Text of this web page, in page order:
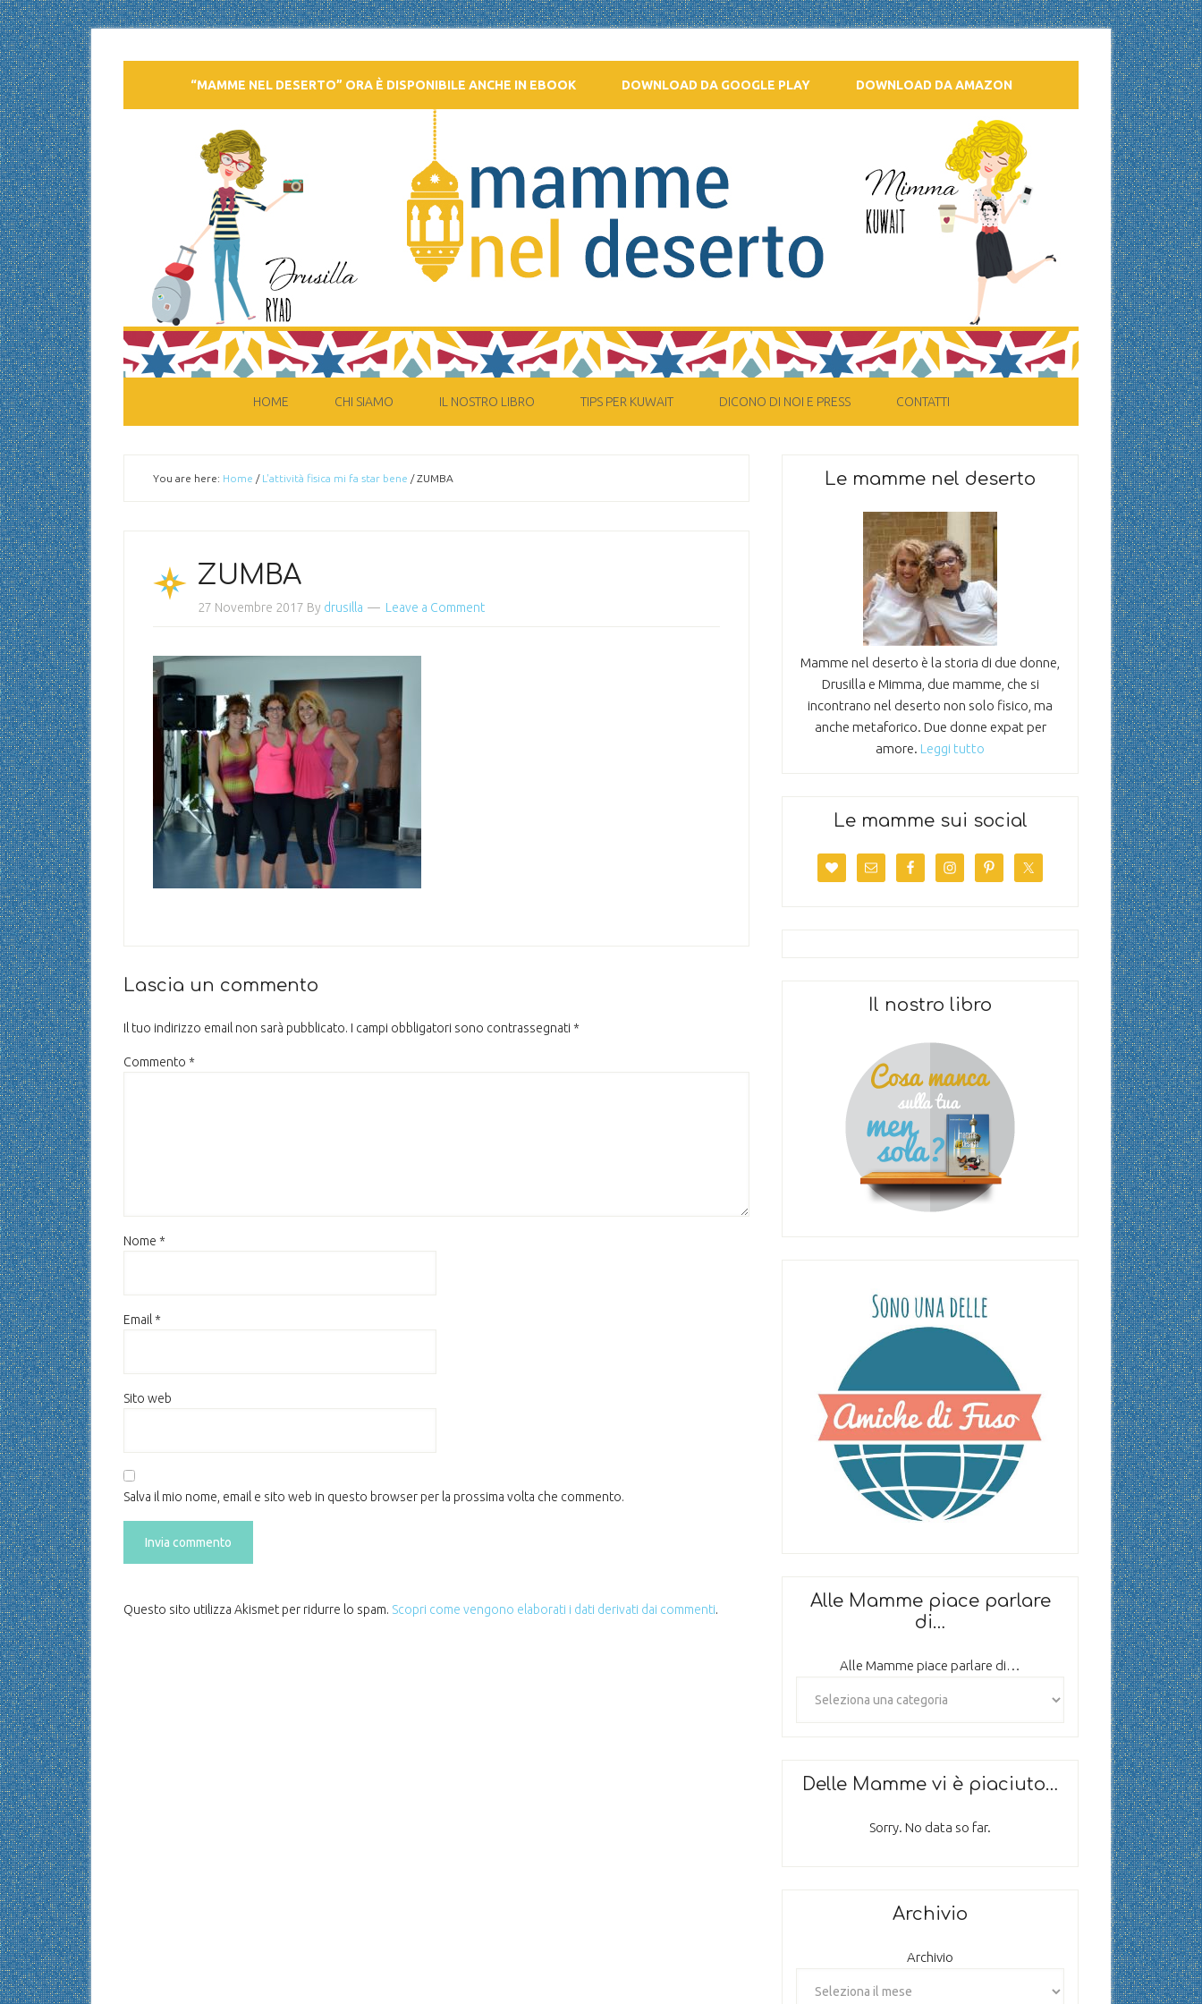
“MAMME NEL DESERTO” ORA È DISPONIBILE ANCHE IN EBOOK DOWNLOAD DA GOOGLE PLAY DOWNLOAD DA AMAZON
HOME CHI SIAMO IL NOSTRO LIBRO TIPS PER KUWAIT DICONO DI NOI E PRESS CONTATTI
You are here: Home / L'attività fisica mi fa star bene /ZUMBA
ZUMBA
27 Novembre 2017 By drusilla Leave a Comment
Lascia un commento
Il tuo indirizzo email non sarà pubblicato. I campi obbligatori sono contrassegnati *
Commento *
Nome *
Email *
Sito web
Salva il mio nome, email e sito web in questo browser per la prossima volta che commento.
Questo sito utilizza Akismet per ridurre lo spam. Scopri come vengono elaborati i dati derivati dai commenti.
Le mamme nel deserto
Mamme nel deserto è la storia di due donne,
Drusilla e Mimma, due mamme, che si
incontrano nel deserto non solo fisico, ma
anche metaforico. Due donne expat per
amore. Leggi tutto
Le mamme sui social
Il nostro libro
Alle Mamme piace parlare
di…
Alle Mamme piace parlare di…
Delle Mamme vi è piaciuto…
Sorry. No data so far.
Archivio
Archivio